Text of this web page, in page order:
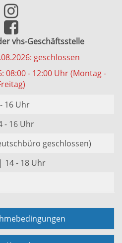
vhs-Geschäftsstelle
geschlossen
08:00 - 12:00 Uhr (Montag -
16 Uhr
- 16 Uhr
geschlossen)
14 - 18 Uhr